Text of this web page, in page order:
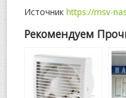
Источник https://msv-
Рекомендуем